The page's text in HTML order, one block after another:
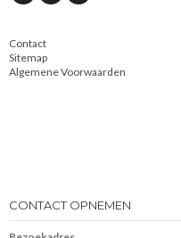
Contact
Sitemap
Algemene Voorwaarden
CONTACT OPNEMEN